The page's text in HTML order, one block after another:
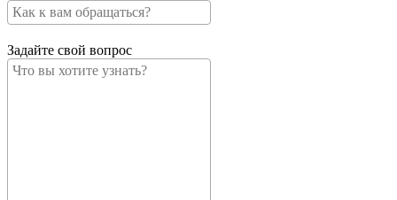
Задайте свой вопрос